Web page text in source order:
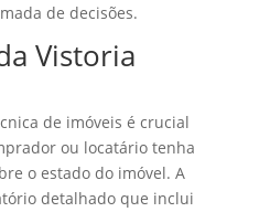
de decisões.
Vistoria
de imóveis é crucial
ou locatário tenha
o estado do imóvel. A
detalhado que inclui